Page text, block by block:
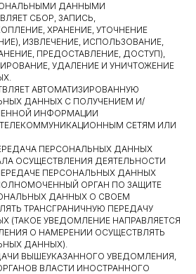
ДАННЫМИ
СБОР, ЗАПИСЬ,
ХРАНЕНИЕ, УТОЧНЕНИЕ
ИЗВЛЕЧЕНИЕ, ИСПОЛЬЗОВАНИЕ,
ПРЕДОСТАВЛЕНИЕ, ДОСТУП),
УДАЛЕНИЕ И УНИЧТОЖЕНИЕ
АВТОМАТИЗИРОВАННУЮ
ДАННЫХ С ПОЛУЧЕНИЕМ И/
ИНФОРМАЦИИ
СЕТЯМ ИЛИ
ПЕРСОНАЛЬНЫХ ДАННЫХ
ОСУЩЕСТВЛЕНИЯ ДЕЯТЕЛЬНОСТИ
ПЕРСОНАЛЬНЫХ ДАННЫХ
ОРГАН ПО ЗАЩИТЕ
ДАННЫХ О СВОЕМ
ТРАНСГРАНИЧНУЮ ПЕРЕДАЧУ
(ТАКОЕ УВЕДОМЛЕНИЕ НАПРАВЛЯЕТСЯ
О НАМЕРЕНИИ ОСУЩЕСТВЛЯТЬ
ДАННЫХ).
ВЫШЕУКАЗАННОГО УВЕДОМЛЕНИЯ,
ВЛАСТИ ИНОСТРАННОГО